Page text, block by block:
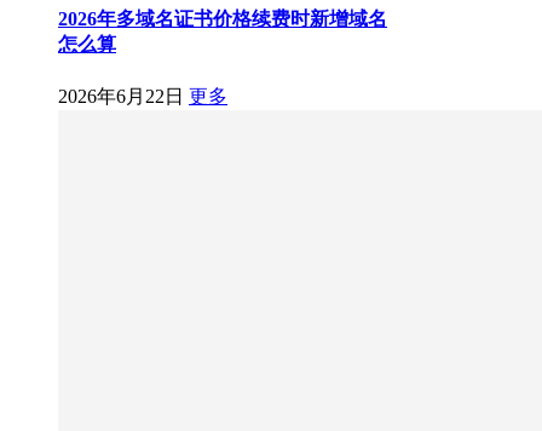
2026年多域名证书价格续费时新增域名
怎么算
2026年6月22日 更多